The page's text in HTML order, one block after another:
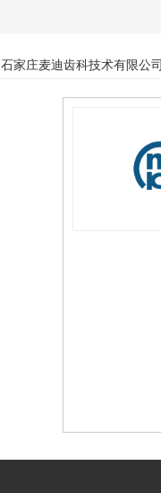
石家庄麦迪齿科技术有限公司